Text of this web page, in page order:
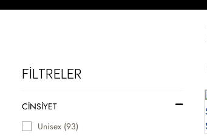
FİLTRELER
CINSIYET
Unisex (93)